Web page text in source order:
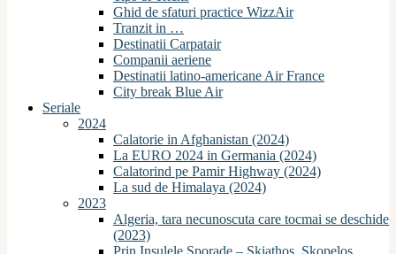
Ghid de sfaturi practice WizzAir
Tranzit in …
Destinatii Carpatair
Companii aeriene
Destinatii latino-americane Air France
City break Blue Air
Seriale
2024
Calatorie in Afghanistan (2024)
La EURO 2024 in Germania (2024)
Calatorind pe Pamir Highway (2024)
La sud de Himalaya (2024)
2023
Algeria, tara necunoscuta care tocmai se deschide
(2023)
Prin Insulele Sporade – Skiathos, Skopelos,